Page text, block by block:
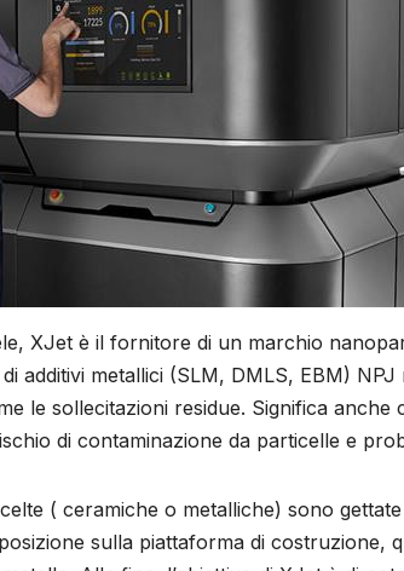
XJet è il fornitore di un marchio
additivi metallici (SLM, DMLS, EBM)
le sollecitazioni residue. Significa anche
di contaminazione da particelle e
( ceramiche o metalliche) sono
sulla piattaforma di costruzione,